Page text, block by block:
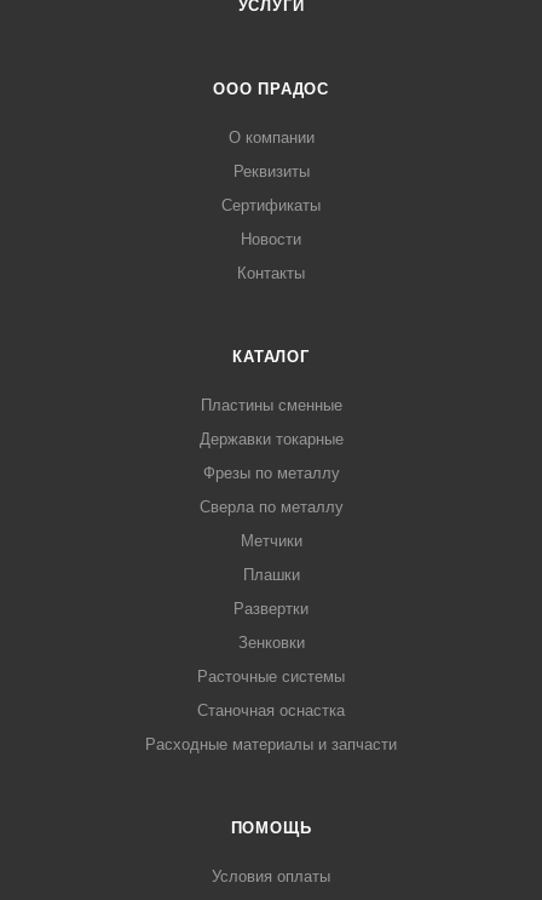
УСЛУГИ
ООО ПРАДОС
О компании
Реквизиты
Сертификаты
Новости
Контакты
КАТАЛОГ
Пластины сменные
Державки токарные
Фрезы по металлу
Сверла по металлу
Метчики
Плашки
Развертки
Зенковки
Расточные системы
Станочная оснастка
Расходные материалы и запчасти
ПОМОЩЬ
Условия оплаты